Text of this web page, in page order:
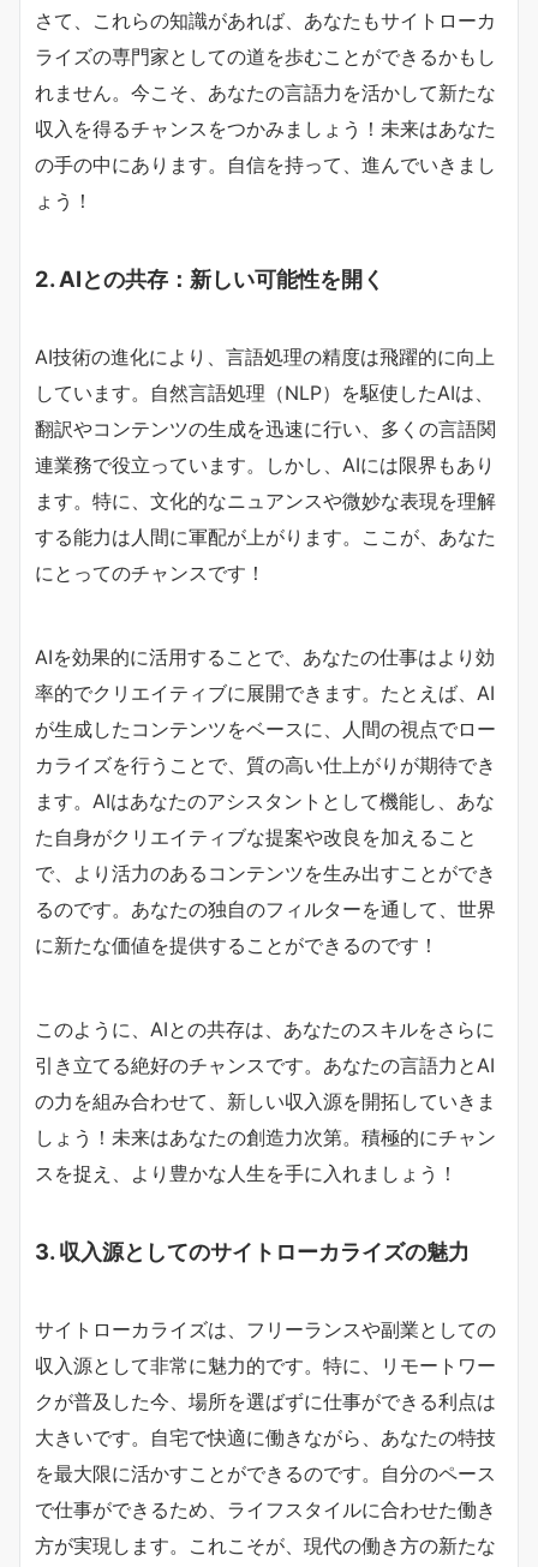
さて、これらの知識があれば、あなたもサイトローカ
ライズの専門家としての道を歩むことができるかもし
れません。今こそ、あなたの言語力を活かして新たな
収入を得るチャンスをつかみましょう！未来はあなた
の手の中にあります。自信を持って、進んでいきまし
ょう！
2. AIとの共存：新しい可能性を開く
AI技術の進化により、言語処理の精度は飛躍的に向上
しています。自然言語処理（NLP）を駆使したAIは、
翻訳やコンテンツの生成を迅速に行い、多くの言語関
連業務で役立っています。しかし、AIには限界もあり
ます。特に、文化的なニュアンスや微妙な表現を理解
する能力は人間に軍配が上がります。ここが、あなた
にとってのチャンスです！
AIを効果的に活用することで、あなたの仕事はより効
率的でクリエイティブに展開できます。たとえば、AI
が生成したコンテンツをベースに、人間の視点でロー
カライズを行うことで、質の高い仕上がりが期待でき
ます。AIはあなたのアシスタントとして機能し、あな
た自身がクリエイティブな提案や改良を加えること
で、より活力のあるコンテンツを生み出すことができ
るのです。あなたの独自のフィルターを通して、世界
に新たな価値を提供することができるのです！
このように、AIとの共存は、あなたのスキルをさらに
引き立てる絶好のチャンスです。あなたの言語力とAI
の力を組み合わせて、新しい収入源を開拓していきま
しょう！未来はあなたの創造力次第。積極的にチャン
スを捉え、より豊かな人生を手に入れましょう！
3. 収入源としてのサイトローカライズの魅力
サイトローカライズは、フリーランスや副業としての
収入源として非常に魅力的です。特に、リモートワー
クが普及した今、場所を選ばずに仕事ができる利点は
大きいです。自宅で快適に働きながら、あなたの特技
を最大限に活かすことができるのです。自分のペース
で仕事ができるため、ライフスタイルに合わせた働き
方が実現します。これこそが、現代の働き方の新たな